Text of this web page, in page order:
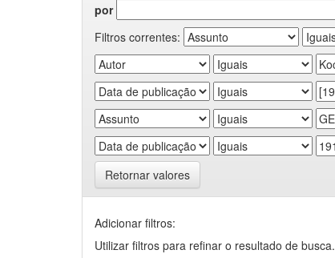
por
Filtros correntes:
Retornar valores
Adicionar filtros:
Utilizar filtros para refinar o resultado de busca.